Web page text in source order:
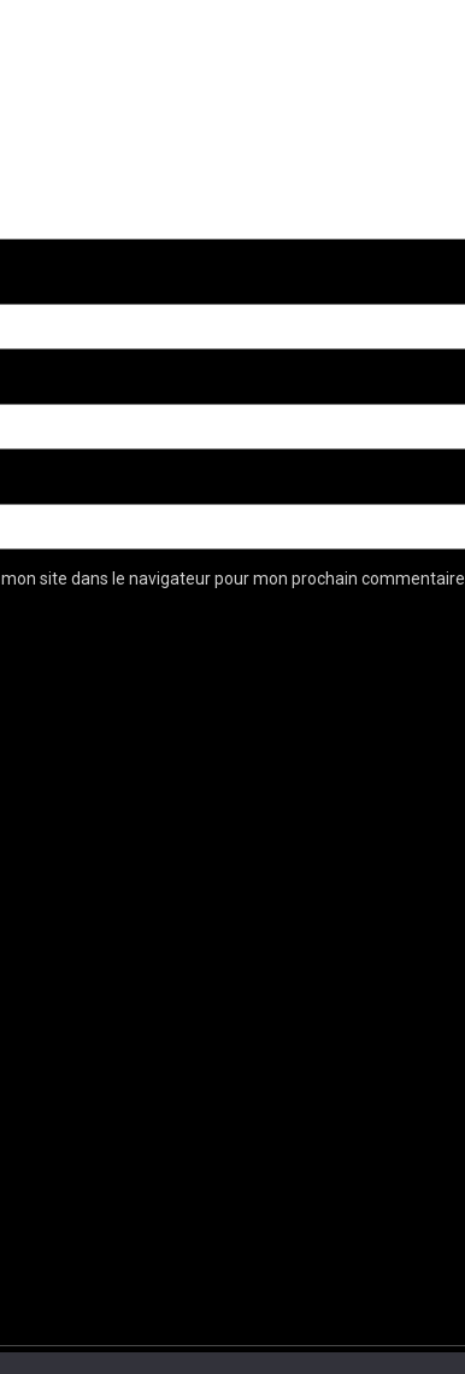
site dans le navigateur pour mon prochain commentaire.